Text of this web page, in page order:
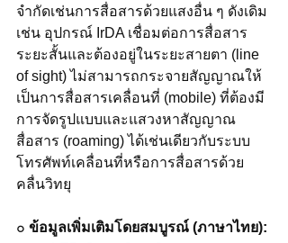
จำกัดเช่นการสื่อสารด้วยแสงอื่น ๆ ดังเดิม
เช่น อุปกรณ์ IrDA เชื่อมต่อการสื่อสาร
ระยะสั้นและต้องอยู่ในระยะสายตา (line
of sight) ไม่สามารถกระจายสัญญาณให้
เป็นการสื่อสารเคลื่อนที่ (mobile) ที่ต้องมี
การจัดรูปแบบและแสวงหาสัญญาณ
สื่อสาร (roaming) ได้เช่นเดียวกับระบบ
โทรศัพท์เคลื่อนที่หรือการสื่อสารด้วย
คลื่นวิทยุ
๐ ข้อมูลเพิ่มเติมโดยสมบูรณ์ (ภาษาไทย):